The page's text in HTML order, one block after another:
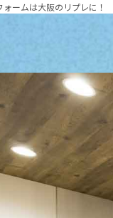
ームは大阪のリプレに！